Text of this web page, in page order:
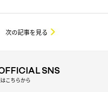
次の記事を見る
SNS
こちらから